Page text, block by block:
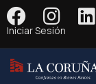
Iniciar Sesión